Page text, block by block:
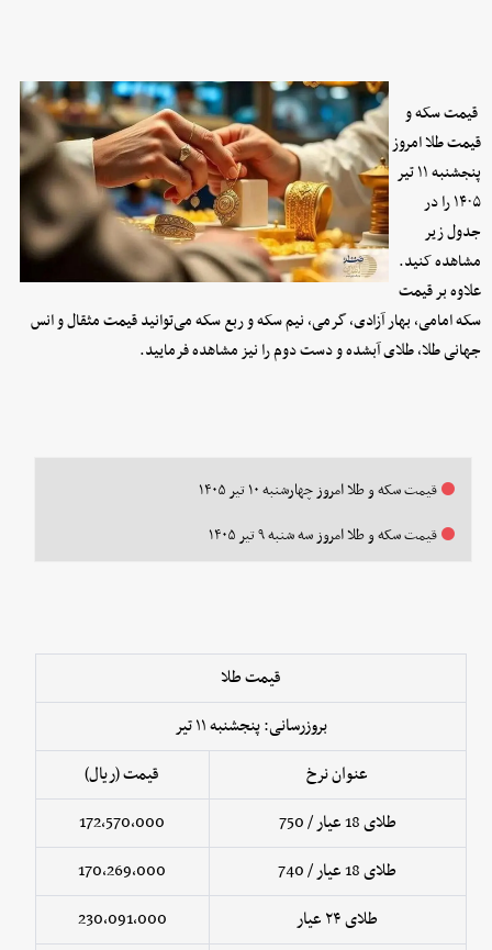
قیمت سکه و
قیمت طلا امروز
پنجشنبه ۱۱ تیر
۱۴۰۵ را در
جدول زیر
مشاهده کنید.
علاوه بر قیمت
سکه امامی، بهار آزادی، گرمی، نیم سکه و ربع سکه می‌توانید قیمت مثقال و انس
جهانی طلا، طلای آبشده و دست دوم را نیز مشاهده فرمایید.
قیمت سکه و طلا امروز چهارشنبه ۱۰ تیر ۱۴۰۵
قیمت سکه و طلا امروز سه شنبه ۹ تیر ۱۴۰۵
قیمت طلا
بروزرسانی: پنجشنبه ۱۱ تیر
عنوان نرخ
قیمت (ریال)
طلای 18 عیار / 750
172,570,000
طلای 18 عیار / 740
170,269,000
طلای ۲۴ عیار
230,091,000